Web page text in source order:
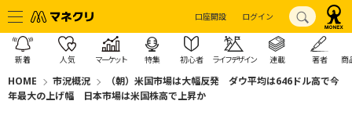
口座開設 ログイン
新着 人気 マーケット 特集 初心者 ライフデザイン 連載 著者 商
HOME 市況概況
（朝）米国市場は大幅反発 ダウ平均は646ドル高で今
年最大の上げ幅 日本市場は米国株高で上昇か